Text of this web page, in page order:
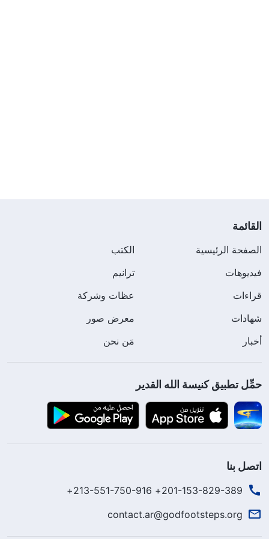
القائمة
الصفحة الرئيسية
الكتب
فيديوهات
ترانيم
قراءات
عظات وشركة
شهادات
معرض صور
أخبار
مَن نحن
حمِّل تطبيق كنيسة الله القدير
اتصل بنا
201-153-829-389+ 213-551-750-916+
contact.ar@godfootsteps.org